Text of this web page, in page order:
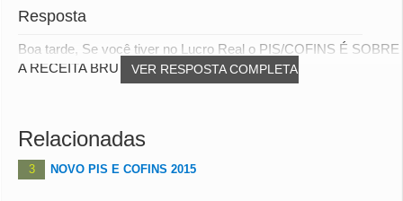
Resposta
VER RESPOSTA COMPLETA
Boa tarde, Se você tiver no Lucro Real o PIS/COFINS É SOBRE
A RECEITA BRUTA. Se você tiver no Lucr...
Relacionadas
3 NOVO PIS E COFINS 2015